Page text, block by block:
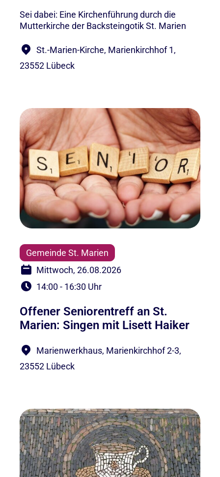
Sei dabei: Eine Kirchenführung durch die
Mutterkirche der Backsteingotik St. Marien
St.-Marien-Kirche, Marienkirchhof 1,
23552 Lübeck
Gemeinde St. Marien
Mittwoch, 26.08.2026
14:00 - 16:30 Uhr
Offener Seniorentreff an St.
Marien: Singen mit Lisett Haiker
Marienwerkhaus, Marienkirchhof 2-3,
23552 Lübeck